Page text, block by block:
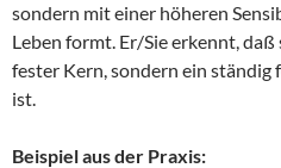
sondern mit einer höheren
Leben formt. Er/Sie erkennt,
fester Kern, sondern ein
ist.
Beispiel aus der Praxis: